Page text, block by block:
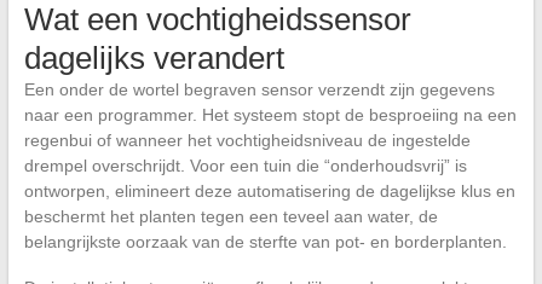
Wat een vochtigheidssensor
dagelijks verandert
Een onder de wortel begraven sensor verzendt zijn gegevens
naar een programmer. Het systeem stopt de besproeiing na een
regenbui of wanneer het vochtigheidsniveau de ingestelde
drempel overschrijdt. Voor een tuin die “onderhoudsvrij” is
ontworpen, elimineert deze automatisering de dagelijkse klus en
beschermt het planten tegen een teveel aan water, de
belangrijkste oorzaak van de sterfte van pot- en borderplanten.